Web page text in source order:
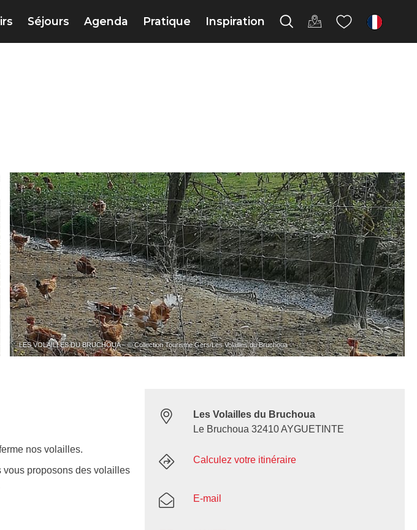
Séjours Agenda Pratique Inspiration fr
LES VOLAILLES DU BRUCHOUA – © Collection Tourisme Gers/Les Volailles du Bruchoua
nos volailles.
vous proposons des volailles
Les Volailles du Bruchoua
Le Bruchoua 32410 AYGUETINTE
Calculez votre itinéraire
E-mail